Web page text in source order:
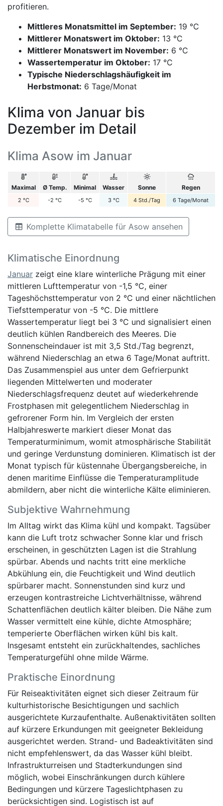
profitieren.
Mittleres Monatsmittel im September: 19 °C
Mittlerer Monatswert im Oktober: 13 °C
Mittlerer Monatswert im November: 6 °C
Wassertemperatur im Oktober: 17 °C
Typische Niederschlagshäufigkeit im
Herbstmonat: 6 Tage/Monat
Klima von Januar bis
Dezember im Detail
Klima Asow im Januar
Maximal Ø Temp. Minimal Wasser Sonne Regen
2 °C -2 °C -5 °C 3 °C 4 Std./Tag 6 Tage/Monat
Komplette Klimatabelle für Asow ansehen
Klimatische Einordnung
Januar zeigt eine klare winterliche Prägung mit einer
mittleren Lufttemperatur von -1,5 °C, einer
Tageshöchsttemperatur von 2 °C und einer nächtlichen
Tiefsttemperatur von -5 °C. Die mittlere
Wassertemperatur liegt bei 3 °C und signalisiert einen
deutlich kühlen Randbereich des Meeres. Die
Sonnenscheindauer ist mit 3,5 Std./Tag begrenzt,
während Niederschlag an etwa 6 Tage/Monat auftritt.
Das Zusammenspiel aus unter dem Gefrierpunkt
liegenden Mittelwerten und moderater
Niederschlagsfrequenz deutet auf wiederkehrende
Frostphasen mit gelegentlichem Niederschlag in
gefrorener Form hin. Im Vergleich der ersten
Halbjahreswerte markiert dieser Monat das
Temperaturminimum, womit atmosphärische Stabilität
und geringe Verdunstung dominieren. Klimatisch ist der
Monat typisch für küstennahe Übergangsbereiche, in
denen maritime Einflüsse die Temperaturamplitude
abmildern, aber nicht die winterliche Kälte eliminieren.
Subjektive Wahrnehmung
Im Alltag wirkt das Klima kühl und kompakt. Tagsüber
kann die Luft trotz schwacher Sonne klar und frisch
erscheinen, in geschützten Lagen ist die Strahlung
spürbar. Abends und nachts tritt eine merkliche
Abkühlung ein, die Feuchtigkeit und Wind deutlich
spürbarer macht. Sonnenstunden sind kurz und
erzeugen kontrastreiche Lichtverhältnisse, während
Schattenflächen deutlich kälter bleiben. Die Nähe zum
Wasser vermittelt eine kühle, dichte Atmosphäre;
temperierte Oberflächen wirken kühl bis kalt.
Insgesamt entsteht ein zurückhaltendes, sachliches
Temperaturgefühl ohne milde Wärme.
Praktische Einordnung
Für Reiseaktivitäten eignet sich dieser Zeitraum für
kulturhistorische Besichtigungen und sachlich
ausgerichtete Kurzaufenthalte. Außenaktivitäten sollten
auf kürzere Erkundungen mit geeigneter Bekleidung
ausgerichtet werden. Strand- und Badeaktivitäten sind
nicht empfehlenswert, da das Wasser kühl bleibt.
Infrastrukturreisen und Stadterkundungen sind
möglich, wobei Einschränkungen durch kühlere
Bedingungen und kürzere Tageslichtphasen zu
berücksichtigen sind. Logistisch ist auf